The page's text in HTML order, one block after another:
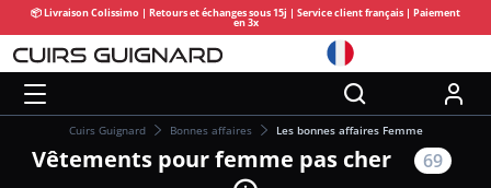
📦 Livraison Colissimo | Retours et échanges sous 15j | Service client français | Paiement
en 3x
Cuirs Guignard Bonnes affaires Les bonnes affaires Femme
Vêtements pour femme pas cher 69